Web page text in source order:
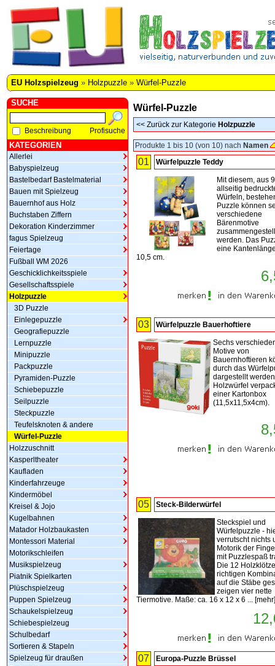
EU Holzspielzeug » Holzpuzzle » Würfel-Puzzle
SUCHE
Beschreibung Profisuche
KATEGORIEN
Allerlei
Babyspielzeug
Bastelbedarf Bastelmaterial
Bauen mit Spielzeug
Bauernhof aus Holz
Buchstaben Ziffern
Dekoration Kinderzimmer
fagus Spielzeug
Feiertage
Fußball WM 2026
Geschicklichkeitsspiele
Gesellschaftsspiele
Holzpuzzle
3D Puzzle
Einlegepuzzle
Geografiepuzzle
Lernpuzzle
Minipuzzle
Packpuzzle
Pyramiden-Puzzle
Schiebepuzzle
Seilpuzzle
Steckpuzzle
Teufelsknoten & andere
Würfel-Puzzle
Holzzuschnitt
Kasperltheater
Kaufladen
Kinderfahrzeuge
Kindermöbel
Kreisel & Jojo
Kugelbahnen
Matador Holzbaukasten
Montessori Material
Motorikschleifen
Musikspielzeug
Piatnik Spielkarten
Plüschspielzeug
Puppen Spielzeug
Schaukelspielzeug
Schiebespielzeug
Schulbedarf
Sortieren & Stapeln
Spielzeug für draußen
Würfel-Puzzle
<< Zurück zur Kategorie Holzpuzzle
Produkte 1 bis 10 (von 10) nach Namen
01 Würfelpuzzle Teddy
Mit diesem, aus 9
allseitig
Würfeln,
Puzzle können
verschiedene
Bärenmotive
werden. Das
eine
10,5 cm.
03 Würfelpuzzle Bauerhoftiere
Sechs
Motive von
Bauernhoftieren
durch das
dargestellt
Holzwürfel
einer Kartonbox
(11,5x11,5x4cm).
05 Steck-Bilderwürfel
Steckspiel und
Würfelpuzzle -
verrutscht nichts
Motorik der
mit Puzzlespaß
Die 12
richtigen
auf die Stäbe
zeigen vier nette
Tiermotive. Maße: ca. 16 x 12 x 6 ... [mehr]
07 Europa-Puzzle Brüssel